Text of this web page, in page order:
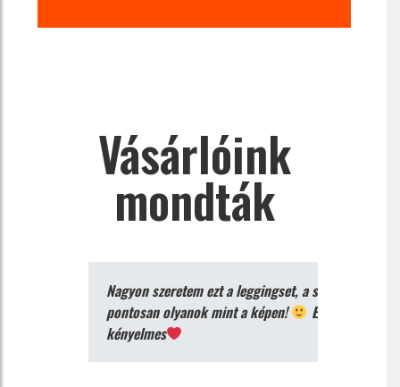
Vásárlóink
mondták
Nagyon szeretem ezt a leggingset, a színek
pontosan olyanok mint a képen!
Extra
kényelmes